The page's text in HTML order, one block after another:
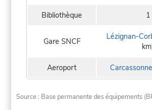
Bibliothèque 1
Gare SNCF Lézignan-
Aeroport Carcassonne
Source : Base permanente des équipements